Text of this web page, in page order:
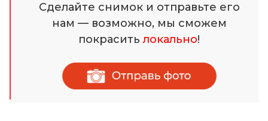
Сделайте снимок и отправьте его
нам — возможно, мы сможем
покраситьлокально!